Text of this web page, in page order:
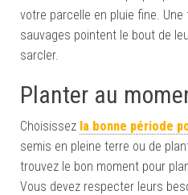
votre parcelle en pluie fine.
sauvages pointent le bout de
sarcler.
Planter au
Choisissez la bonne période
semis en pleine terre ou de
trouvez le bon moment pour
Vous devez respecter leurs